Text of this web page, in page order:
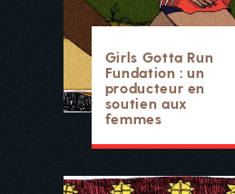
Girls Gotta Run
Fundation : un
producteur en
soutien aux
femmes